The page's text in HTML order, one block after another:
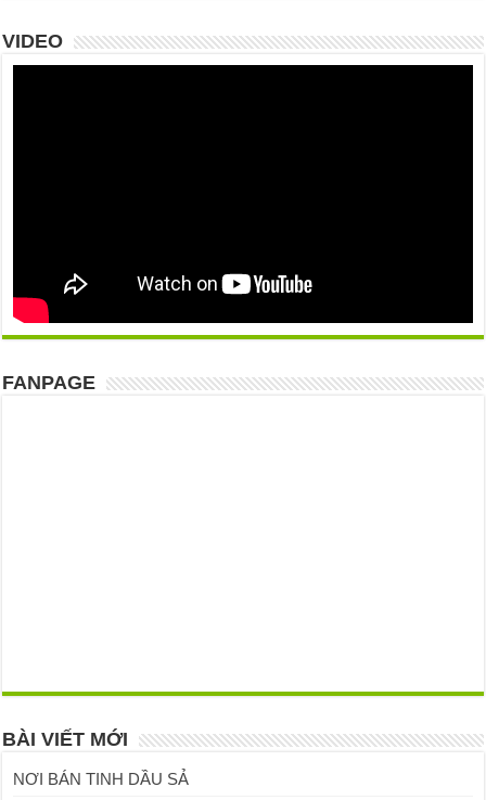
VIDEO
FANPAGE
BÀI VIẾT MỚI
NƠI BÁN TINH DẦU SẢ